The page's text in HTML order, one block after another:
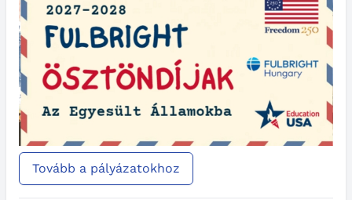
Tovább a pályázatokhoz